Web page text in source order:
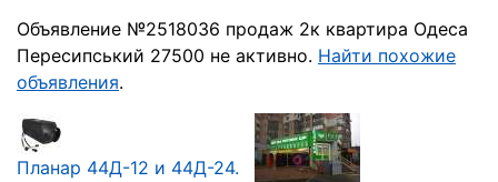
Объявление №2518036 продаж 2к квартира Одеса
Пересипський 27500 не активно. Найти похожие
объявления.
Планар 44Д-12 и 44Д-24.